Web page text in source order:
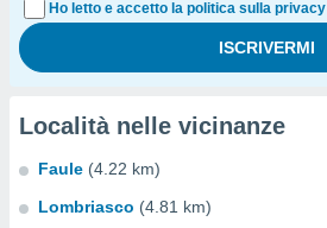
Ho letto e accetto la politica sulla privacy
Località nelle vicinanze
Faule (4.22 km)
Lombriasco (4.81 km)